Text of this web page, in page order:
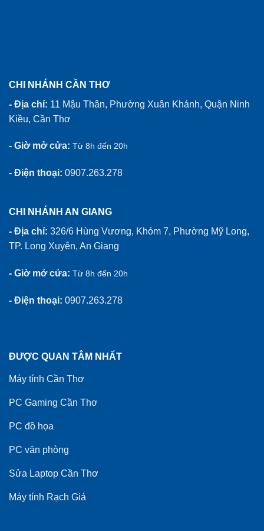
CHI NHÁNH CẦN THƠ
- Địa chỉ: 11 Mậu Thân, Phường Xuân Khánh, Quận Ninh
Kiều, Cần Thơ
- Giờ mở cửa: Từ 8h đến 20h
- Điện thoại: 0907.263.278
CHI NHÁNH AN GIANG
- Địa chỉ: 326/6 Hùng Vương, Khóm 7, Phường Mỹ Long,
TP. Long Xuyên, An Giang
- Giờ mở cửa: Từ 8h đến 20h
- Điện thoại: 0907.263.278
ĐƯỢC QUAN TÂM NHẤT
Máy tính Cần Thơ
PC Gaming Cần Thơ
PC đồ họa
PC văn phòng
Sửa Laptop Cần Thơ
Máy tính Rạch Giá